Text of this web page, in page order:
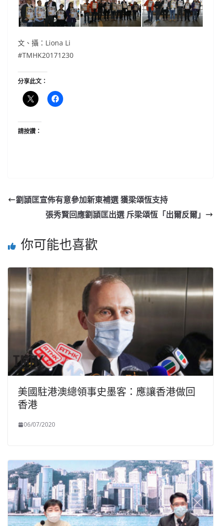
文、攝：Liona Li
#TMHK20171230
分享此文：
請按讚：
劉頴匡宣佈有意參加新東補選 獲梁頌恆支持
張秀賢回應劉頴匡出選 斥梁頌恆「出爾反爾」
你可能也喜歡
美國駐港澳總領事史墨客：應讓香港做回
香港
06/07/2020